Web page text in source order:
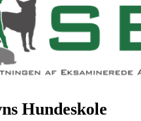
Hundeskole